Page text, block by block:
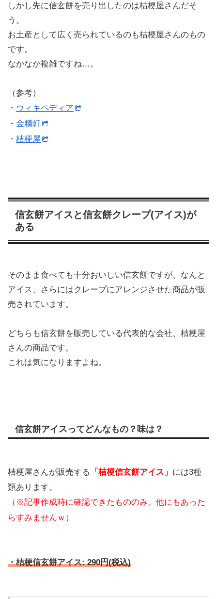
しかし先に信玄餅を売り出したのは桔梗屋さんだそ
う。
お土産として広く売られているのも桔梗屋さんのもの
です。
なかなか複雑ですね…。
（参考）
・ ウィキペディア
・ 金精軒
・ 桔梗屋
信玄餅アイスと信玄餅クレープ(アイス)が
ある
そのまま食べても十分おいしい信玄餅ですが、なんと
アイス、さらにはクレープにアレンジさせた商品が販
売されています。
どちらも信玄餅を販売している代表的な会社、桔梗屋
さんの商品です。
これは気になりますよね。
信玄餅アイスってどんなもの？味は？
桔梗屋さんが販売する 「桔梗信玄餅アイス」 には3種
類あります。
（※記事作成時に確認できたもののみ。他にもあった
らすみませんｗ）
・桔梗信玄餅アイス: 290円(税込)